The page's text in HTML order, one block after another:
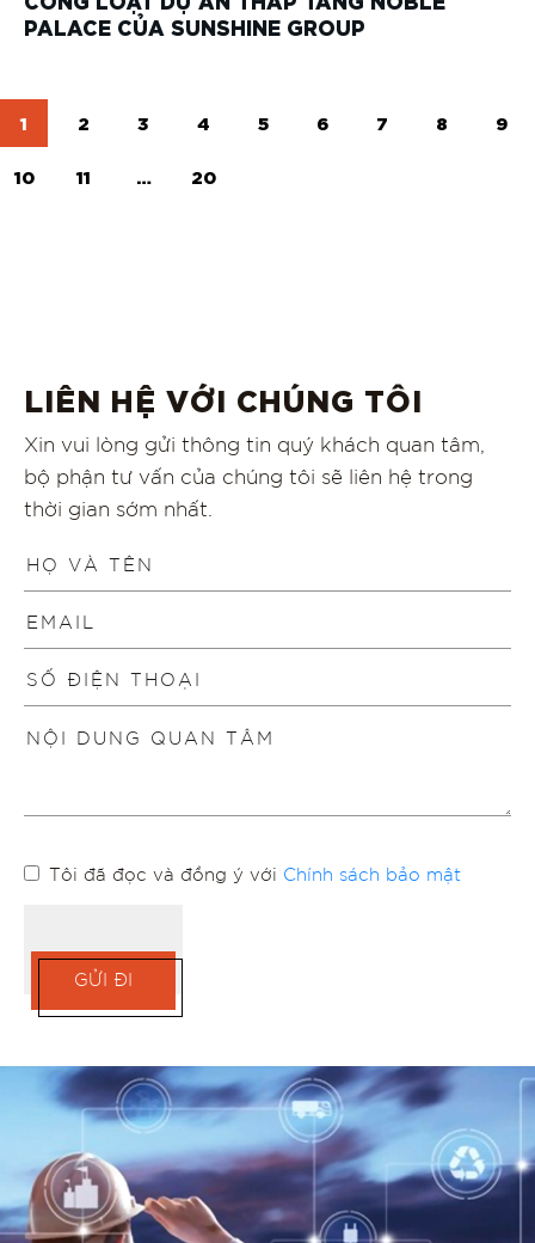
PALACE CỦA SUNSHINE GROUP
1 2 3 4 5 6 7 8 9
10 11 … 20
LIÊN HỆ VỚI CHÚNG TÔI
Xin vui lòng gửi thông tin quý khách quan tâm,
bộ phận tư vấn của chúng tôi sẽ liên hệ trong
thời gian sớm nhất.
Tôi đã đọc và đồng ý với Chính sách bảo mật
GỬI ĐI